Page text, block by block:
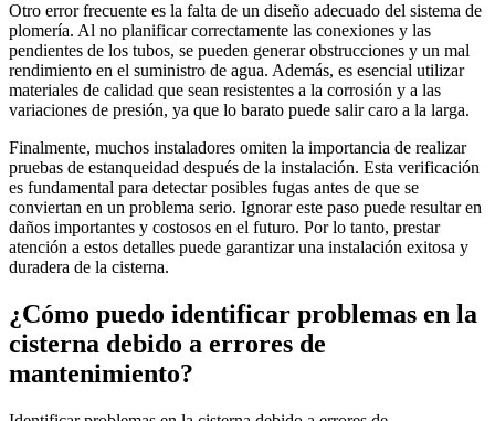
Otro error frecuente es la falta de un diseño adecuado del sistema de
plomería. Al no planificar correctamente las conexiones y las
pendientes de los tubos, se pueden generar obstrucciones y un mal
rendimiento en el suministro de agua. Además, es esencial utilizar
materiales de calidad que sean resistentes a la corrosión y a las
variaciones de presión, ya que lo barato puede salir caro a la larga.
Finalmente, muchos instaladores omiten la importancia de realizar
pruebas de estanqueidad después de la instalación. Esta verificación
es fundamental para detectar posibles fugas antes de que se
conviertan en un problema serio. Ignorar este paso puede resultar en
daños importantes y costosos en el futuro. Por lo tanto, prestar
atención a estos detalles puede garantizar una instalación exitosa y
duradera de la cisterna.
¿Cómo puedo identificar problemas en la
cisterna debido a errores de
mantenimiento?